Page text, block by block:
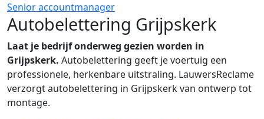
Senior accountmanager
Autobelettering Grijpskerk
Laat je bedrijf onderweg gezien worden in
Grijpskerk. Autobelettering geeft je voertuig een
professionele, herkenbare uitstraling. LauwersReclame
verzorgt autobelettering in Grijpskerk van ontwerp tot
montage.